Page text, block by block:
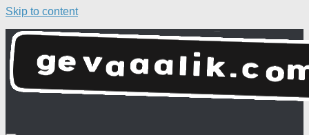
Skip to content